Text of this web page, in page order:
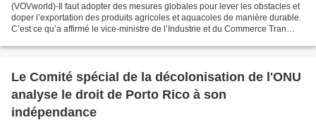
(VOVworld)-Il faut adopter des mesures globales pour lever les obstacles et
doper l’exportation des produits agricoles et aquacoles de manière durable.
C’est ce qu’a affirmé le vice-ministre de l’Industrie et du Commerce Tran
Le Comité spécial de la décolonisation de l'ONU
analyse le droit de Porto Rico à son
indépendance